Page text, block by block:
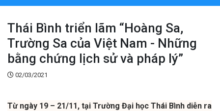
Thái Bình triển lãm “Hoàng Sa,
Trường Sa của Việt Nam - Những
bằng chứng lịch sử và pháp lý”
02/03/2021
Từ ngày 19 – 21/11, tại Trường Đại học Thái Bình diễn ra